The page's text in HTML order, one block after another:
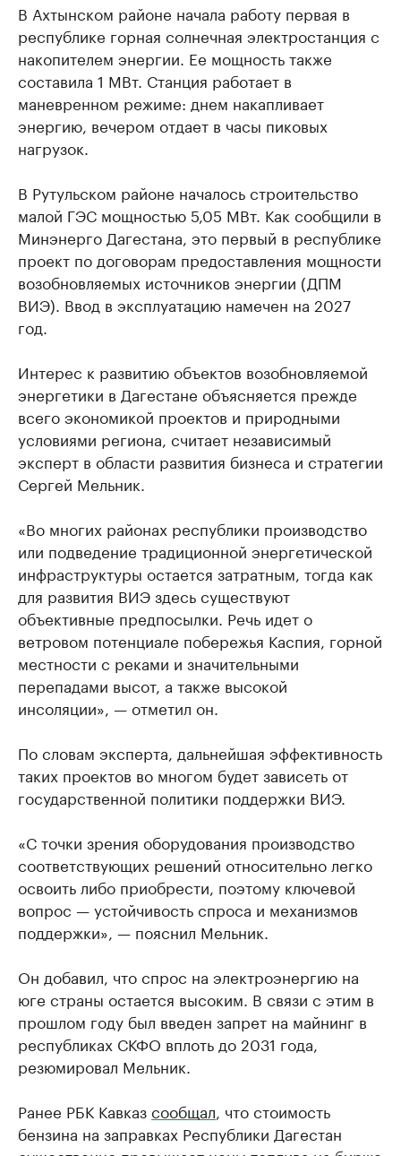
В Ахтынском районе начала работу первая в
республике горная солнечная электростанция с
накопителем энергии. Ее мощность также
составила 1 МВт. Станция работает в
маневренном режиме: днем накапливает
энергию, вечером отдает в часы пиковых
нагрузок.
В Рутульском районе началось строительство
малой ГЭС мощностью 5,05 МВт. Как сообщили в
Минэнерго Дагестана, это первый в республике
проект по договорам предоставления мощности
возобновляемых источников энергии (ДПМ
ВИЭ). Ввод в эксплуатацию намечен на 2027
год.
Интерес к развитию объектов возобновляемой
энергетики в Дагестане объясняется прежде
всего экономикой проектов и природными
условиями региона, считает независимый
эксперт в области развития бизнеса и стратегии
Сергей Мельник.
«Во многих районах республики производство
или подведение традиционной энергетической
инфраструктуры остается затратным, тогда как
для развития ВИЭ здесь существуют
объективные предпосылки. Речь идет о
ветровом потенциале побережья Каспия, горной
местности с реками и значительными
перепадами высот, а также высокой
инсоляции», — отметил он.
По словам эксперта, дальнейшая эффективность
таких проектов во многом будет зависеть от
государственной политики поддержки ВИЭ.
«С точки зрения оборудования производство
соответствующих решений относительно легко
освоить либо приобрести, поэтому ключевой
вопрос — устойчивость спроса и механизмов
поддержки», — пояснил Мельник.
Он добавил, что спрос на электроэнергию на
юге страны остается высоким. В связи с этим в
прошлом году был введен запрет на майнинг в
республиках СКФО вплоть до 2031 года,
резюмировал Мельник.
Ранее РБК Кавказсообщал , что стоимость
бензина на заправках Республики Дагестан